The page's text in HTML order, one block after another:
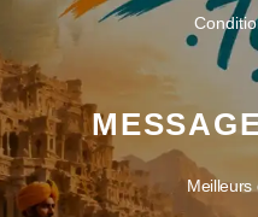
Meilleurs